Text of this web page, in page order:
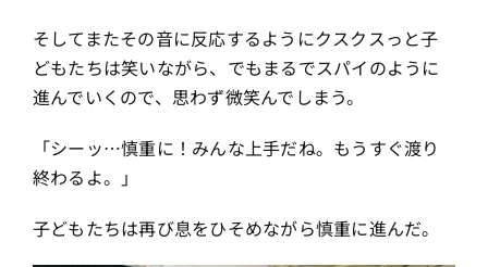
そしてまたその音に反応するようにクスクスっと子
どもたちは笑いながら、でもまるでスパイのように
進んでいくので、思わず微笑んでしまう。
「シーッ…慎重に！みんな上手だね。もうすぐ渡り
終わるよ。」
子どもたちは再び息をひそめながら慎重に進んだ。